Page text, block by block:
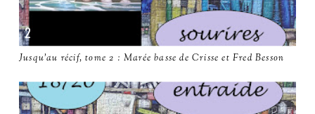
Jusqu'au récif, tome 2 : Marée basse de Crisse et Fred Besson